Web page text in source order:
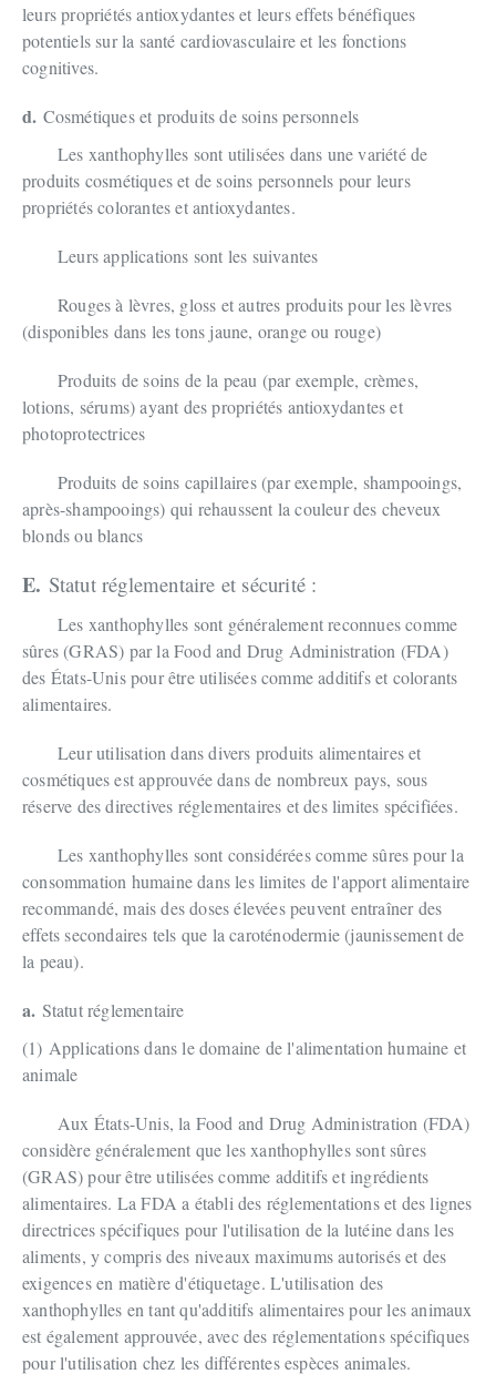
leurs propriétés antioxydantes et leurs effets bénéfiques
potentiels sur la santé cardiovasculaire et les fonctions
cognitives.
d. Cosmétiques et produits de soins personnels
Les xanthophylles sont utilisées dans une variété de
produits cosmétiques et de soins personnels pour leurs
propriétés colorantes et antioxydantes.
Leurs applications sont les suivantes
Rouges à lèvres, gloss et autres produits pour les lèvres
(disponibles dans les tons jaune, orange ou rouge)
Produits de soins de la peau (par exemple, crèmes,
lotions, sérums) ayant des propriétés antioxydantes et
photoprotectrices
Produits de soins capillaires (par exemple, shampooings,
après-shampooings) qui rehaussent la couleur des cheveux
blonds ou blancs
E. Statut réglementaire et sécurité :
Les xanthophylles sont généralement reconnues comme
sûres (GRAS) par la Food and Drug Administration (FDA)
des États-Unis pour être utilisées comme additifs et colorants
alimentaires.
Leur utilisation dans divers produits alimentaires et
cosmétiques est approuvée dans de nombreux pays, sous
réserve des directives réglementaires et des limites spécifiées.
Les xanthophylles sont considérées comme sûres pour la
consommation humaine dans les limites de l'apport alimentaire
recommandé, mais des doses élevées peuvent entraîner des
effets secondaires tels que la caroténodermie (jaunissement de
la peau).
a. Statut réglementaire
(1) Applications dans le domaine de l'alimentation humaine et
animale
Aux États-Unis, la Food and Drug Administration (FDA)
considère généralement que les xanthophylles sont sûres
(GRAS) pour être utilisées comme additifs et ingrédients
alimentaires. La FDA a établi des réglementations et des lignes
directrices spécifiques pour l'utilisation de la lutéine dans les
aliments, y compris des niveaux maximums autorisés et des
exigences en matière d'étiquetage. L'utilisation des
xanthophylles en tant qu'additifs alimentaires pour les animaux
est également approuvée, avec des réglementations spécifiques
pour l'utilisation chez les différentes espèces animales.